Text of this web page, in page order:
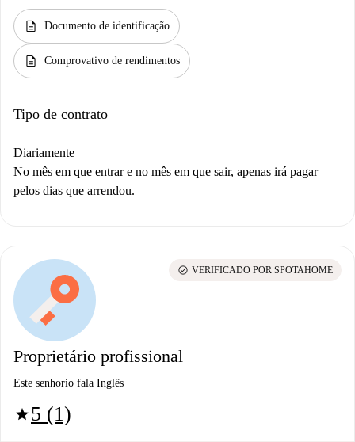
description Documento de identificação
description Comprovativo de rendimentos
Tipo de contrato
Diariamente
No mês em que entrar e no mês em que sair, apenas irá pagar
pelos dias que arrendou.
Proprietário profissional
Este senhorio fala Inglês
star5 (1)
check_circle VERIFICADO POR SPOTAHOME